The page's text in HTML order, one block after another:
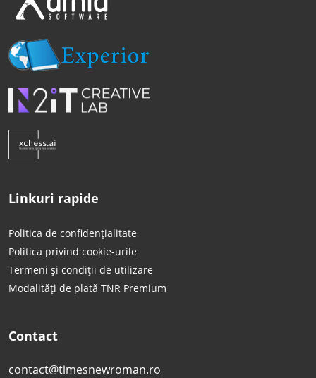
Linkuri rapide
Politica de confidențialitate
Politica privind cookie-urile
Termeni și condiții de utilizare
Modalități de plată TNR Premium
Contact
contact@timesnewroman.ro